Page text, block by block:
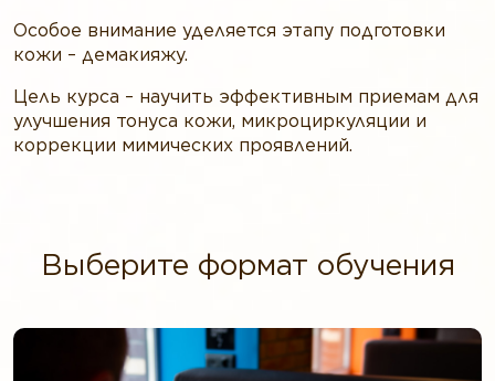
Особое внимание уделяется этапу подготовки
кожи – демакияжу.
Цель курса – научить эффективным приемам для
улучшения тонуса кожи, микроциркуляции и
коррекции мимических проявлений.
Выберите формат обучения